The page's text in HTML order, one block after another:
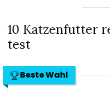
10 Katzenfutter
test
Beste Wahl